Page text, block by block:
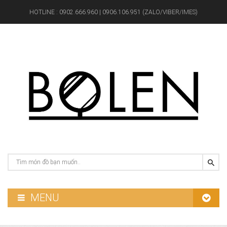
HOTLINE : 0902.666.960 | 0906.106.951 (ZALO/VIBER/IMES)
MENU